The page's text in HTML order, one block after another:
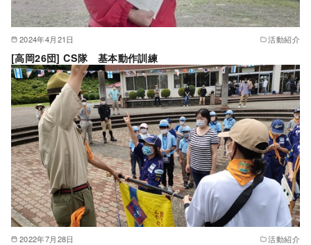
2024年4月21日 活動紹介
[高岡26団] CS隊 基本動作訓練
2022年7月28日 活動紹介